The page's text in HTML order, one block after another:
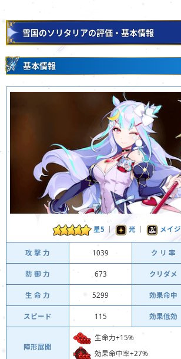
雪国のソリタリアの評価・基本情報
基本情報
星5 光 メイジ
攻 撃 力 1039 ク リ 率
防 御 力 673 クリダメ
生 命 力 5299 効果命中
スピード 115 効果低効
陣形展開
生命力+15%
効果命中率+27%